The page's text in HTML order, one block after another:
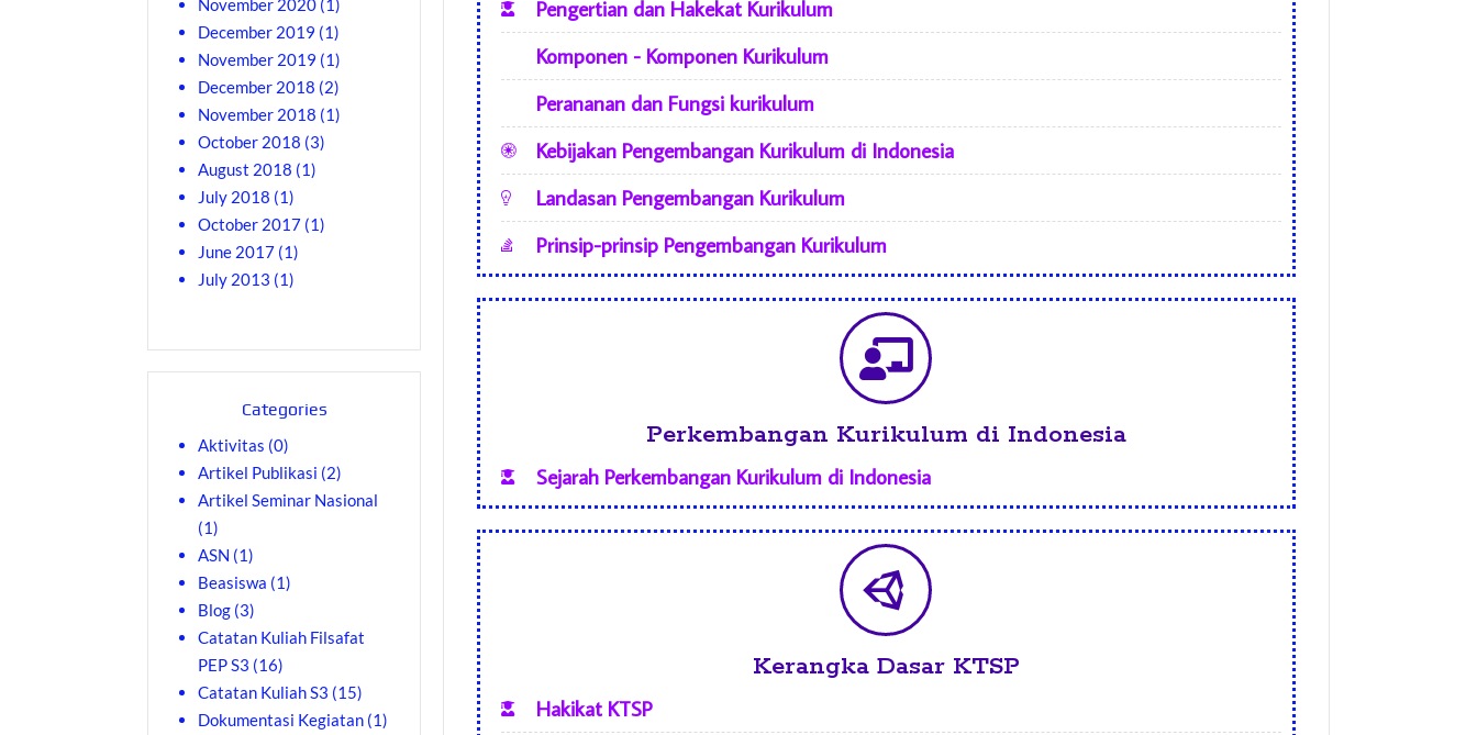
Pengertian dan Hakekat Kurikulum
Komponen - Komponen Kurikulum
Perananan dan Fungsi kurikulum
Kebijakan Pengembangan Kurikulum di Indonesia
Landasan Pengembangan Kurikulum
Prinsip-prinsip Pengembangan Kurikulum
Perkembangan Kurikulum di Indonesia
Sejarah Perkembangan Kurikulum di Indonesia
Kerangka Dasar KTSP
Hakikat KTSP
November 2020 (1)
December 2019 (1)
November 2019 (1)
December 2018 (2)
November 2018 (1)
October 2018 (3)
August 2018 (1)
July 2018 (1)
October 2017 (1)
June 2017 (1)
July 2013 (1)
Categories
Aktivitas (0)
Artikel Publikasi (2)
Artikel Seminar Nasional
(1)
ASN (1)
Beasiswa (1)
Blog (3)
Catatan Kuliah Filsafat
PEP S3 (16)
Catatan Kuliah S3 (15)
Dokumentasi Kegiatan (1)